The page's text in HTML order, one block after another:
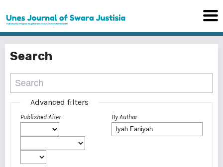
Search
Advanced filters
Published After By Author